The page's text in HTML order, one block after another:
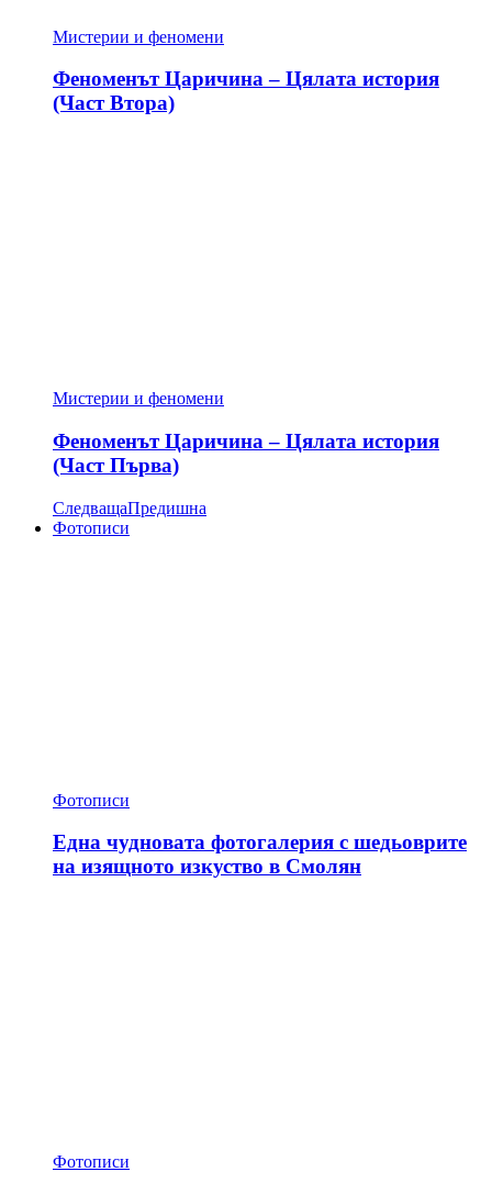
Мистерии и феномени
Феноменът Царичина – Цялата история
(Част Втора)
Мистерии и феномени
Феноменът Царичина – Цялата история
(Част Първа)
СледващаПредишна
Фотописи
Фотописи
Една чудновата фотогалерия с шедьоврите
на изящното изкуство в Смолян
Фотописи